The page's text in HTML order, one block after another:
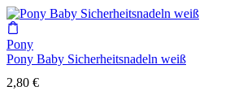
Pony
Pony Baby Sicherheitsnadeln weiß
2,80 €